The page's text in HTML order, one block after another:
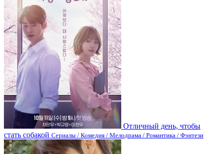
Отличный день, чтобы
стать собакой Сериалы / Комедия / Мелодрама / Романтика / Фэнтези